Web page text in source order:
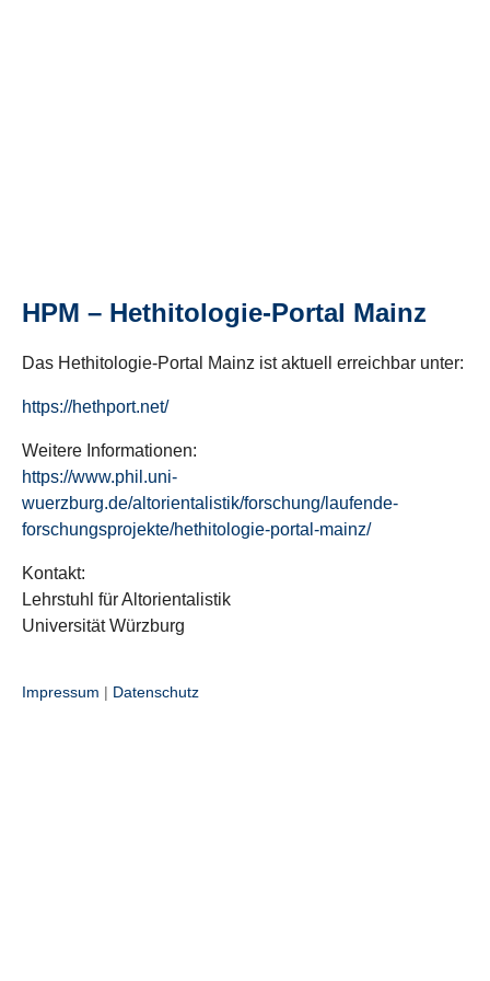
HPM – Hethitologie-Portal Mainz
Das Hethitologie-Portal Mainz ist aktuell erreichbar unter:
https://hethport.net/
Weitere Informationen:
https://www.phil.uni-
wuerzburg.de/altorientalistik/forschung/laufende-
forschungsprojekte/hethitologie-portal-mainz/
Kontakt:
Lehrstuhl für Altorientalistik
Universität Würzburg
Impressum | Datenschutz